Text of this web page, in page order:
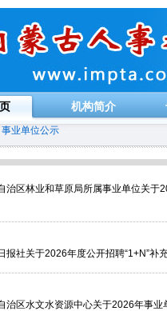
机构简介
事业单位公示
治区林业和草原局所属事业单位关于
报社关于2026年度公开招聘“1+N”补
治区水文水资源中心关于2026年事业